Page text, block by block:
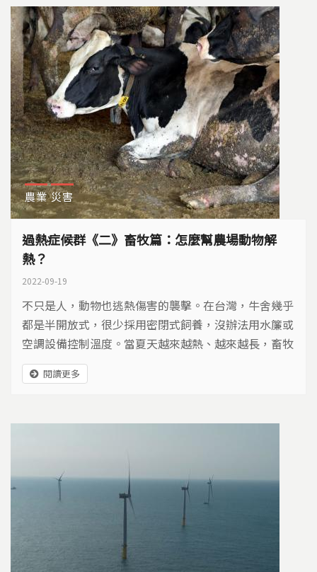
農業 災害
過熱症候群《二》畜牧篇：怎麼幫農場動物解
熱？
2022-09-19
不只是人，動物也逃熱傷害的襲擊。在台灣，牛舍幾乎
都是半開放式，很少採用密閉式飼養，沒辦法用水簾或
空調設備控制溫度。當夏天越來越熱、越來越長，畜牧
業該如何面對過熱的考驗呢？
閱讀更多